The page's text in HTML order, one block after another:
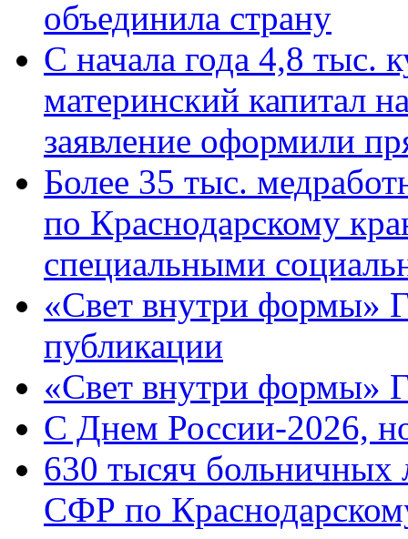
объединила страну
С начала года 4,8 тыс.
материнский капитал
заявление оформили
Более 35 тыс.
по Краснодарскому
специальными
«Свет внутри формы»
публикации
«Свет внутри формы»
C Днем России-2026,
630 тысяч больничных
СФР по